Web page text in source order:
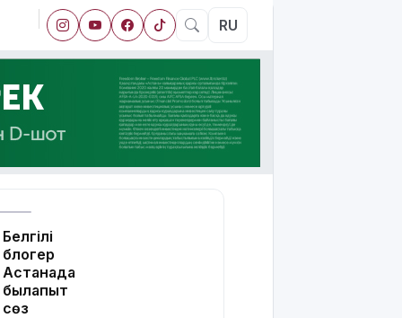
RU
Белгілі
блогер
Астанада
былапыт
сөз